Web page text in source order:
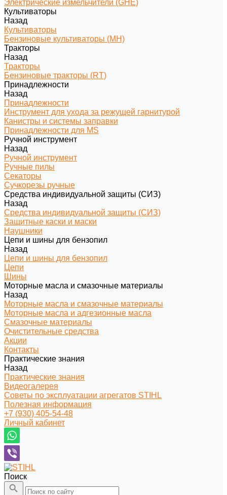
Электрические измельчители (GHE)
Культиваторы
Назад
Культиваторы
Бензиновые культиваторы (MH)
Тракторы
Назад
Тракторы
Бензиновые тракторы (RT)
Принадлежности
Назад
Принадлежности
Инструмент для ухода за режущей гарнитурой
Канистры и системы заправки
Принадлежности для MS
Ручной инструмент
Назад
Ручной инструмент
Ручные пилы
Секаторы
Сучкорезы ручные
Средства индивидуальной защиты (СИЗ)
Назад
Средства индивидуальной защиты (СИЗ)
Защитные каски и маски
Наушники
Цепи и шины для бензопил
Назад
Цепи и шины для бензопил
Цепи
Шины
Моторные масла и смазочные материалы
Назад
Моторные масла и смазочные материалы
Моторные масла и адгезионные масла
Смазочные материалы
Очистительные средства
Акции
Контакты
Практические знания
Назад
Практические знания
Видеогалерея
Советы по эксплуатации агрегатов STIHL
Полезная информация
+7 (930) 405-54-48
Личный кабинет
Поиск